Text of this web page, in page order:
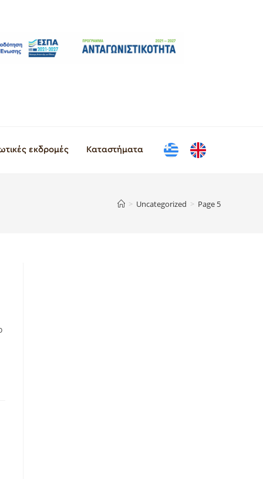
εκδρομές Καταστήματα
> Uncategorized > Page 5